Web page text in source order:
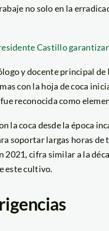
no solo en la
Castillo
y docente principal
con la hoja de coca
fue reconocida como
la coca desde la época
soportar largas horas
2021, cifra similar a la
este cultivo.